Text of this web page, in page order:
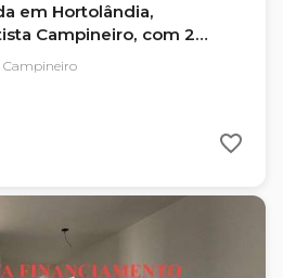
em Hortolândia,
Campineiro, com 2
Campineiro